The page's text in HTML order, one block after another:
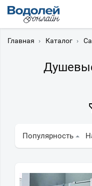
Главная › Каталог ›
Популярность